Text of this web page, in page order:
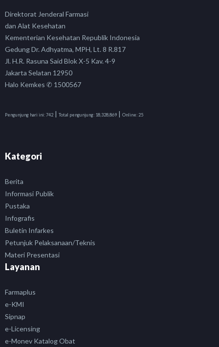
Direktorat Jenderal Farmasi
dan Alat Kesehatan
Kementerian Kesehatan Republik Indonesia
Gedung Dr. Adhyatma, MPH, Lt. 8 R.817
Jl. H.R. Rasuna Said Blok X-5 Kav. 4-9
Jakarta Selatan 12950
Halo Kemkes ✆ 1500567
Pengunjung hari ini:742 | Total pengunjung: 18,328,869 | Online: 25
Kategori
Berita
Informasi Publik
Pustaka
Infografis
Buletin Infarkes
Petunjuk Pelaksanaan/Teknis
Materi Presentasi
Layanan
Farmaplus
e-KMI
Sipnap
e-Licensing
e-Monev Katalog Obat